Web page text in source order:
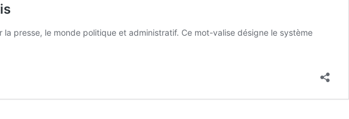
presse, le monde politique et administratif. Ce mot-valise désigne le système